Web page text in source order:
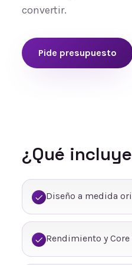
convertir.
Pide presupuesto
¿Qué
Diseño a medida
Rendimiento y